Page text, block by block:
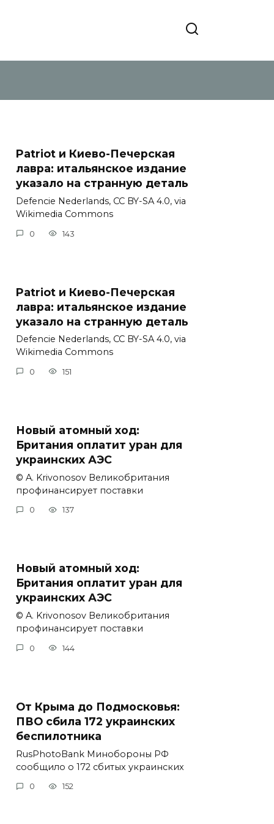
Patriot и Киево-Печерская
лавра: итальянское издание
указало на странную деталь
Defencie Nederlands, CC BY-SA 4.0, via
Wikimedia Commons
0 143
Patriot и Киево-Печерская
лавра: итальянское издание
указало на странную деталь
Defencie Nederlands, CC BY-SA 4.0, via
Wikimedia Commons
0 151
Новый атомный ход:
Британия оплатит уран для
украинских АЭС
© A. Krivonosov Великобритания
профинансирует поставки
0 137
Новый атомный ход:
Британия оплатит уран для
украинских АЭС
© A. Krivonosov Великобритания
профинансирует поставки
0 144
От Крыма до Подмосковья:
ПВО сбила 172 украинских
беспилотника
RusPhotoBank Минобороны РФ
сообщило о 172 сбитых украинских
0 152